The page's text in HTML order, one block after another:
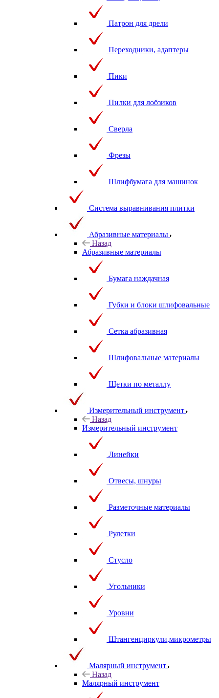
Патрон для дрели
Переходники, адаптеры
Пики
Пилки для лобзиков
Сверла
Фрезы
Шлифбумага для машинок
Система выравнивания плитки
Абразивные материалы
Назад
Абразивные материалы
Бумага наждачная
Губки и блоки шлифовальные
Сетка абразивная
Шлифовальные материалы
Щетки по металлу
Измерительный инструмент
Назад
Измерительный инструмент
Линейки
Отвесы, шнуры
Разметочные материалы
Рулетки
Стусло
Угольники
Уровни
Штангенциркули,микрометры
Малярный инструмент
Назад
Малярный инструмент